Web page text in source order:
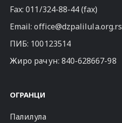
Fax: 011/324-88-44 (fax)
Email:office@dzpalilula.org.rs
ПИБ: 100123514
Жиро рачун: 840-628667-98
ОГРАНЦИ
Палилула